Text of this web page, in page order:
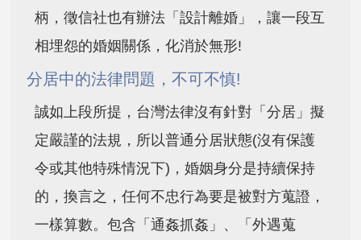
柄，徵信社也有辦法「設計離婚」，讓一段互
相埋怨的婚姻關係，化消於無形!
分居中的法律問題，不可不慎!
誠如上段所提，台灣法律沒有針對「分居」擬
定嚴謹的法規，所以普通分居狀態(沒有保護
令或其他特殊情況下)，婚姻身分是持續保持
的，換言之，任何不忠行為要是被對方蒐證，
一樣算數。包含「通姦抓姦」、「外遇蒐